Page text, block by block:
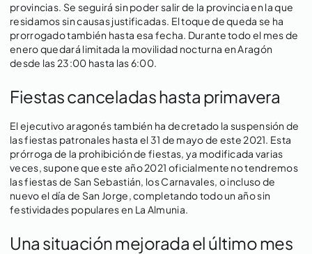
provincias. Se seguirá sin poder salir de la provincia en la que
residamos sin causas justificadas. El toque de queda se ha
prorrogado también hasta esa fecha. Durante todo el mes de
enero quedará limitada la movilidad nocturna en Aragón
desde las 23:00 hasta las 6:00.
Fiestas canceladas hasta primavera
El ejecutivo aragonés también ha decretado la suspensión de
las fiestas patronales hasta el 31 de mayo de este 2021. Esta
prórroga de la prohibición de fiestas, ya modificada varias
veces, supone que este año 2021 oficialmente no tendremos
las fiestas de San Sebastián, los Carnavales, o incluso de
nuevo el día de San Jorge, completando todo un año sin
festividades populares en La Almunia.
Una situación mejorada el último mes